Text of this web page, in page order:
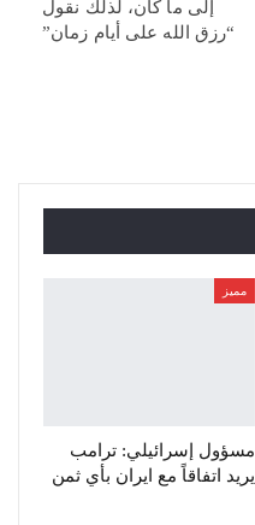
إلى ما كان، لذلك نقول
“رزق الله على أيام زمان”
مميز
مسؤول إسرائيلي: ترامب
يريد اتفاقاً مع ايران بأي ثمن